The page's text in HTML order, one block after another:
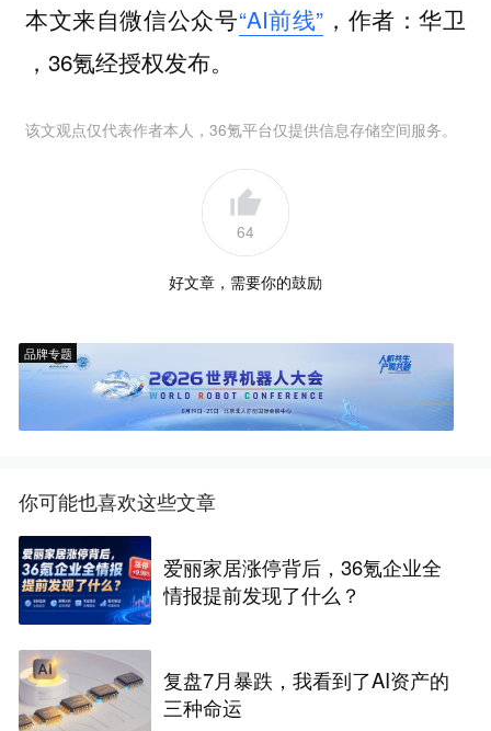
本文来自微信公众号“AI前线” ，作者：华卫
，36氪经授权发布。
该文观点仅代表作者本人，36氪平台仅提供信息存储空间服务。
64
好文章，需要你的鼓励
品牌专题
你可能也喜欢这些文章
爱丽家居涨停背后，36氪企业全
情报提前发现了什么？
复盘7月暴跌，我看到了AI资产的
三种命运